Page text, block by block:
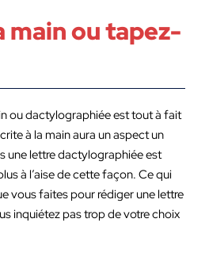
main ou tapez-
ou dactylographiée est tout à fait
à la main aura un aspect un
une lettre dactylographiée est
à l’aise de cette façon. Ce qui
vous faites pour rédiger une lettre
inquiétez pas trop de votre choix